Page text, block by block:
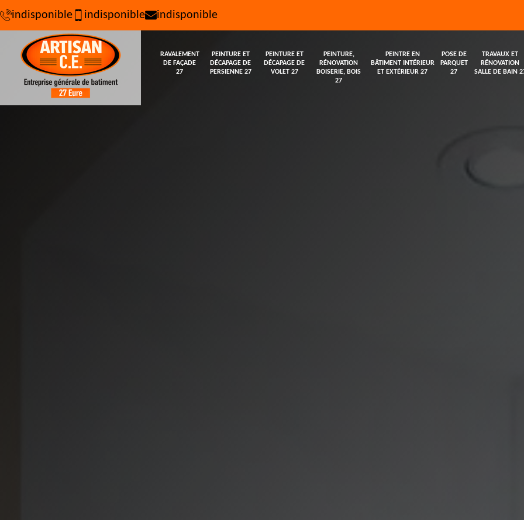
indisponible indisponible indisponible
RAVALEMENT
DE FAÇADE
27
PEINTURE ET
DÉCAPAGE DE
PERSIENNE 27
PEINTURE ET
DÉCAPAGE DE
VOLET 27
PEINTURE,
RÉNOVATION
BOISERIE, BOIS
27
PEINTRE EN
BÂTIMENT INTÉRIEUR
ET EXTÉRIEUR 27
POSE DE
PARQUET
27
TRAVAUX ET
RÉNOVATION
SALLE DE BAIN